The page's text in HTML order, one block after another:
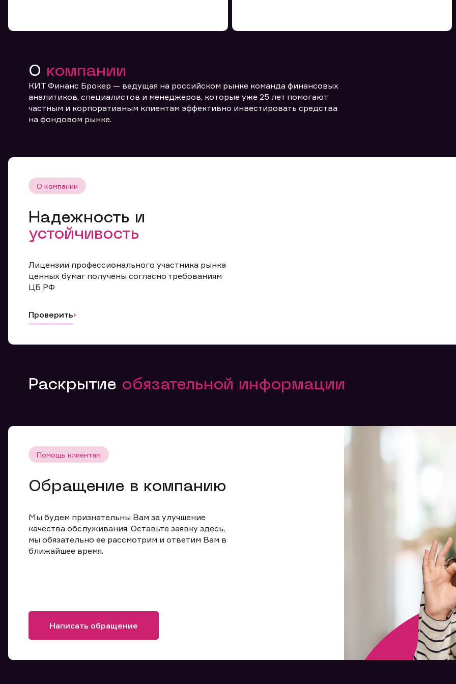
О компании
КИТ Финанс Брокер — ведущая на российском рынке команда финансовых
аналитиков, специалистов и менеджеров, которые уже 25 лет помогают
частным и корпоративным клиентам эффективно инвестировать средства
на фондовом рынке.
О компании
Надежность и
устойчивость
Лицензии профессионального участника рынка
ценных бумаг получены согласно требованиям
ЦБ РФ
Проверить
Раскрытие обязательной информации
Помощь клиентам
Обращение в компанию
Мы будем признательны Вам за улучшение
качества обслуживания. Оставьте заявку здесь,
мы обязательно ее рассмотрим и ответим Вам в
ближайшее время.
Написать обращение
Отправить заявку